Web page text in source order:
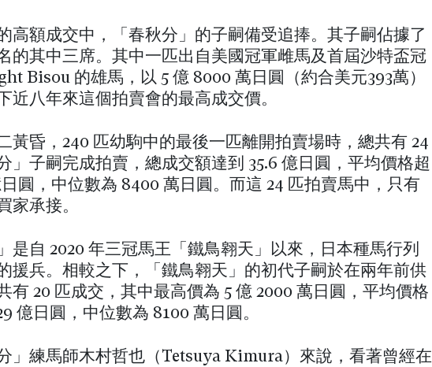
高額成交中，「春秋分」的子嗣備受追捧。其子嗣佔據了
的其中三席。其中一匹出自美國冠軍雌馬及首屆沙特盃冠
Bisou 的雄馬，以 5 億 8000 萬日圓（約合美元393萬）
近八年來這個拍賣會的最高成交價。
黃昏，240 匹幼駒中的最後一匹離開拍賣場時，總共有 24
」子嗣完成拍賣，總成交額達到 35.6 億日圓，平均價格超
圓，中位數為 8400 萬日圓。而這 24 匹拍賣馬中，只有
家承接。
是自 2020 年三冠馬王「鐵鳥翱天」以來，日本種馬行列
援兵。相較之下，「鐵鳥翱天」的初代子嗣於在兩年前供
有 20 匹成交，其中最高價為 5 億 2000 萬日圓，平均價格
億日圓，中位數為 8100 萬日圓。
」練馬師木村哲也（Tetsuya Kimura）來說，看著曾經在